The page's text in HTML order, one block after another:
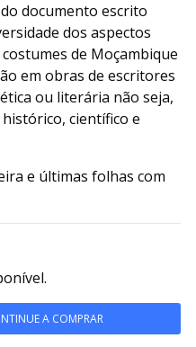
documento escrito
dos aspectos
de Moçambique
em obras de escritores
ou literária não seja,
científico e
e últimas folhas com
A COMPRAR